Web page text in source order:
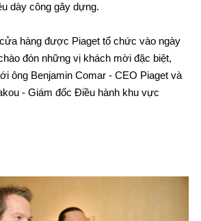
dày công gây dựng.
hàng được Piaget tổ chức vào ngày
đón những vị khách mời đặc biệt,
ông Benjamin Comar - CEO Piaget và
- Giám đốc Điều hành khu vực